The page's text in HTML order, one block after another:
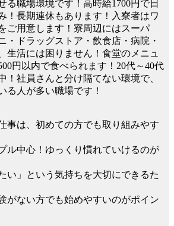
る職場環境です！高時給1700円で日
！長期連休もあります！入寮者はワ
ご用意します！寮周辺にはスーパ
・ドラッグストア・飲食店・病院・
生活には困りません！食堂のメニュ
円以内で食べられます！20代～40代
！社員さんと分け隔てない環境で、
る人が多い職場です！
事は、初めての方でも取り組みやす
ル中心！ゆっくり慣れていけるのが
い」という気持ちを大切にできるた
がない方でも始めやすいのがポイン